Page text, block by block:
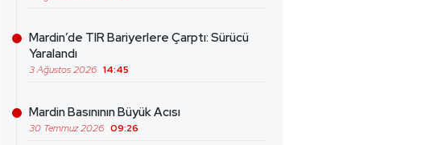
Mardin’de TIR Bariyerlere Çarptı: Sürücü
Yaralandı
3 Ağustos 2026 14:45
Mardin Basınının Büyük Acısı
30 Temmuz 2026 09:26